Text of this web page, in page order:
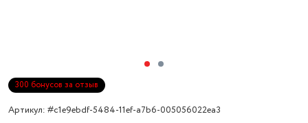
300 бонусов за отзыв
Артикул: #c1e9ebdf-5484-11ef-a7b6-005056022ea3